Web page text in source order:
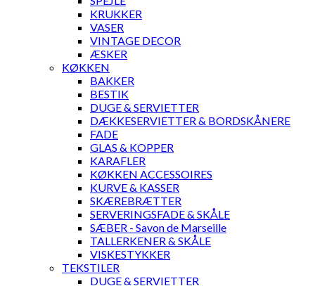
KRUKKER
VASER
VINTAGE DECOR
ÆSKER
KØKKEN
BAKKER
BESTIK
DUGE & SERVIETTER
DÆKKESERVIETTER & BORDSKÅNERE
FADE
GLAS & KOPPER
KARAFLER
KØKKEN ACCESSOIRES
KURVE & KASSER
SKÆREBRÆTTER
SERVERINGSFADE & SKÅLE
SÆBER - Savon de Marseille
TALLERKENER & SKÅLE
VISKESTYKKER
TEKSTILER
DUGE & SERVIETTER